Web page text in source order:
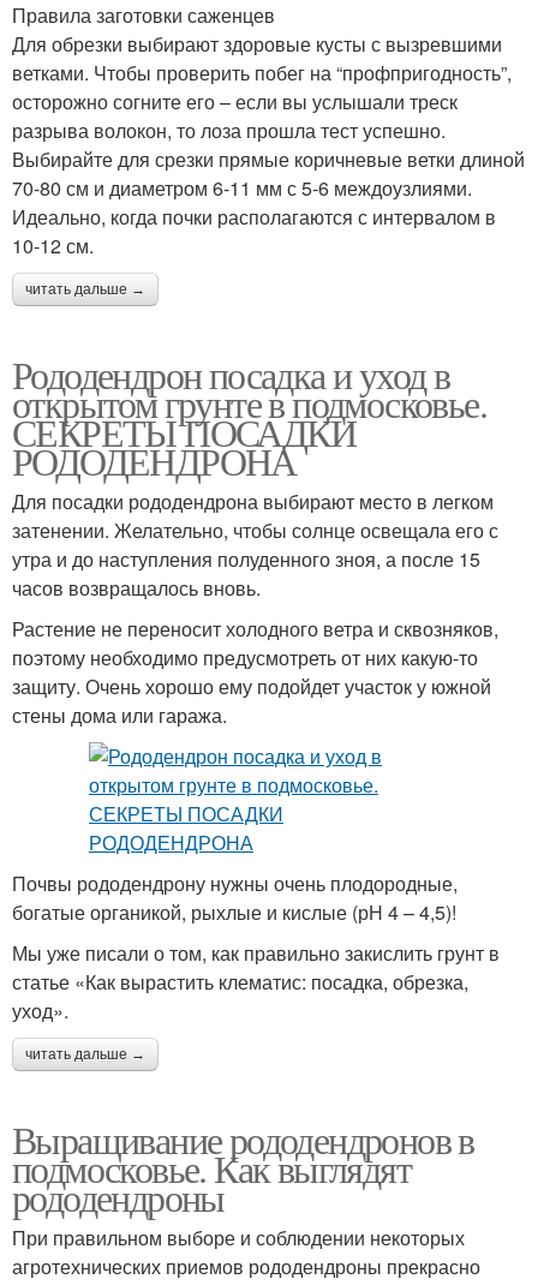
Правила заготовки саженцев
Для обрезки выбирают здоровые кусты с вызревшими
ветками. Чтобы проверить побег на “профпригодность”,
осторожно согните его – если вы услышали треск
разрыва волокон, то лоза прошла тест успешно.
Выбирайте для срезки прямые коричневые ветки длиной
70-80 см и диаметром 6-11 мм с 5-6 междоузлиями.
Идеально, когда почки располагаются с интервалом в
10-12 см.
читать дальше →
Рододендрон посадка и уход в
открытом грунте в подмосковье.
СЕКРЕТЫ ПОСАДКИ
РОДОДЕНДРОНА
Для посадки рододендрона выбирают место в легком
затенении. Желательно, чтобы солнце освещала его с
утра и до наступления полуденного зноя, а после 15
часов возвращалось вновь.
Растение не переносит холодного ветра и сквозняков,
поэтому необходимо предусмотреть от них какую-то
защиту. Очень хорошо ему подойдет участок у южной
стены дома или гаража.
Почвы рододендрону нужны очень плодородные,
богатые органикой, рыхлые и кислые (рН 4 – 4,5)!
Мы уже писали о том, как правильно закислить грунт в
статье «Как вырастить клематис: посадка, обрезка,
уход».
читать дальше →
Выращивание рододендронов в
подмосковье. Как выглядят
рододендроны
При правильном выборе и соблюдении некоторых
агротехнических приемов рододендроны прекрасно